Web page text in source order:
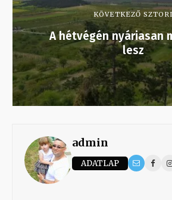
KÖVETKEZŐ SZTORI
A hétvégén nyáriasan
lesz
admin
ADATLAP